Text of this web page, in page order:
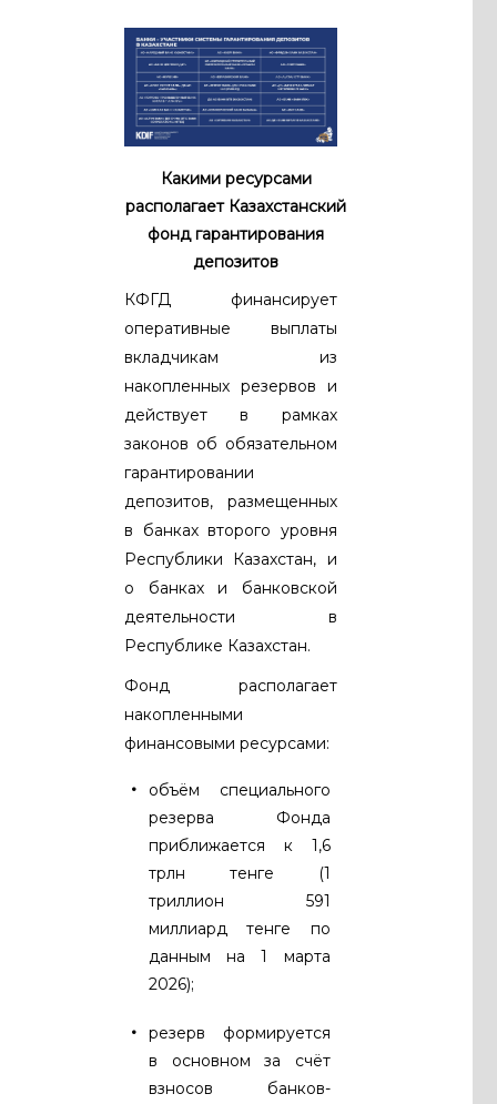
Какими ресурсами
располагает Казахстанский
фонд гарантирования
депозитов
КФГД финансирует
оперативные выплаты
вкладчикам из
накопленных резервов и
действует в рамках
законов об обязательном
гарантировании
депозитов, размещенных
в банках второго уровня
Республики Казахстан, и
о банках и банковской
деятельности в
Республике Казахстан.
Фонд располагает
накопленными
финансовыми ресурсами:
объём специального
резерва Фонда
приближается к 1,6
трлн тенге (1
триллион 591
миллиард тенге по
данным на 1 марта
2026);
резерв формируется
в основном за счёт
взносов банков-